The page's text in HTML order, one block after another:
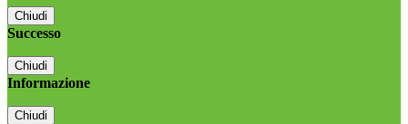
Chiudi
Successo
Chiudi
Informazione
Chiudi